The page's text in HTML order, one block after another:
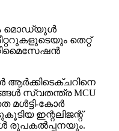
മൊഡ്യൂൾ
തെറ്റ്
ആർക്കിടെക്ചറിനെ
സ്വതന്ത്ര MCU
മൾട്ടി-കോർ
ഇന്റലിജന്റ്
രൂപകൽപ്പനയും.